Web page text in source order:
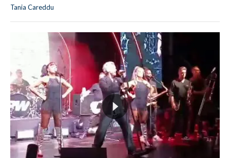
Tania Careddu